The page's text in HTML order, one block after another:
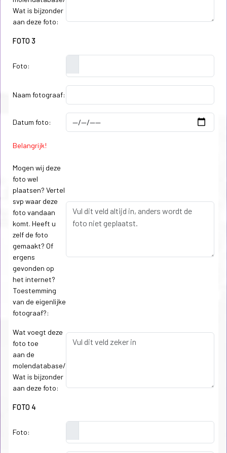
Wat is bijzonder
aan deze foto:
FOTO 3
Foto:
Naam fotograaf:
Datum foto:
Belangrijk!
Mogen wij deze
foto wel
plaatsen? Vertel
svp waar deze
foto vandaan
komt. Heeft u
zelf de foto
gemaakt? Of
ergens
gevonden op
het internet?
Toestemming
van de eigenlijke
fotograaf?:
Wat voegt deze
foto toe
aan de
molendatabase/
Wat is bijzonder
aan deze foto:
FOTO 4
Foto: